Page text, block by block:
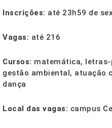
Inscrições: até 23h59 de
Vagas: até 216
Cursos: matemática,
gestão ambiental, atuação
dança
Local das vagas: campus